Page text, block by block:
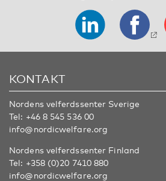
KONTAKT
Nordens velferdssenter Sverige
Tel: +46 8 545 536 00
info@nordicwelfare.org
Nordens velferdssenter Finland
Tel: +358 (0)20 7410 880
info@nordicwelfare.org